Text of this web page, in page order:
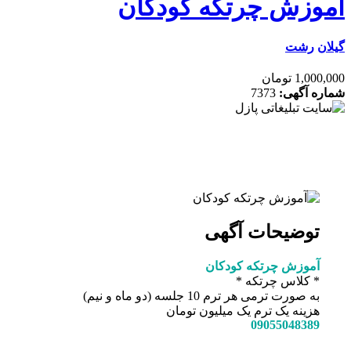
چرتکه کودکان
رشت
تومان
آگهی:7373
توضیحات آگهی
آموزش چرتکه کودکان
* کلاس چرتکه *
به صورت ترمی هر ترم 10 جلسه (دو ماه و نیم)
هزینه یک ترم یک میلیون تومان
09055048389